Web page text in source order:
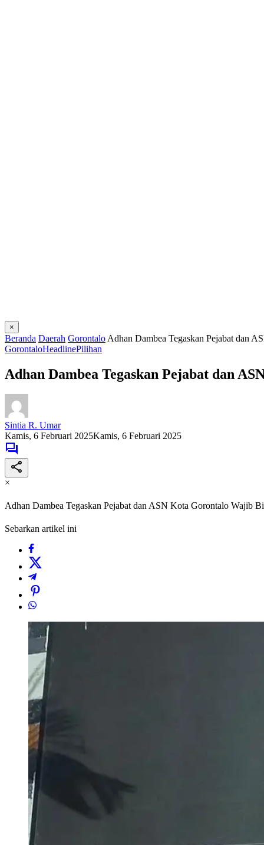
×
Beranda Daerah Gorontalo Adhan Dambea Tegaskan Pejabat dan
GorontaloHeadlinePilihan
Adhan Dambea Tegaskan Pejabat dan
Sintia R. Umar
Kamis, 6 Februari 2025Kamis, 6 Februari 2025
×
Adhan Dambea Tegaskan Pejabat dan ASN Kota Gorontalo Wajib
Sebarkan artikel ini